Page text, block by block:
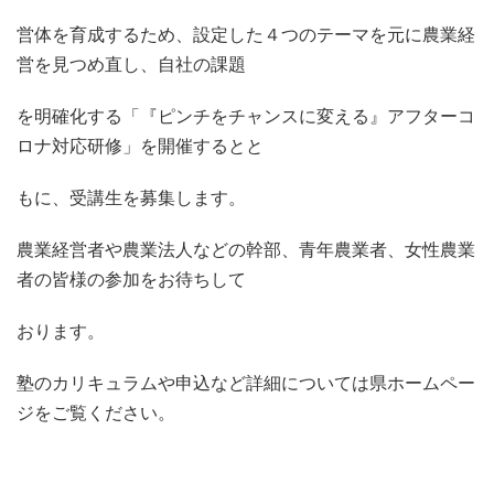
営体を育成するため、設定した４つのテーマを元に農業経
営を見つめ直し、自社の課題
を明確化する「『ピンチをチャンスに変える』アフターコ
ロナ対応研修」を開催するとと
もに、受講生を募集します。
農業経営者や農業法人などの幹部、青年農業者、女性農業
者の皆様の参加をお待ちして
おります。
塾のカリキュラムや申込など詳細については県ホームペー
ジをご覧ください。